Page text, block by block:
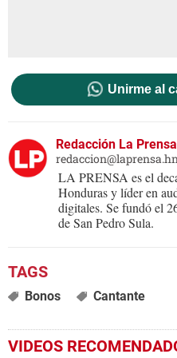
Unirme al
Redacción La Prensa
LA PRENSA es el
Honduras y líder en
digitales. Se fundó el
de San Pedro Sula.
Bonos Cantante
VIDEOS